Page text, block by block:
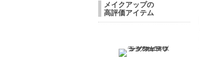
メイクアップの
高評価アイテム